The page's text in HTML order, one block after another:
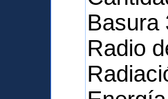
Basura
Radio